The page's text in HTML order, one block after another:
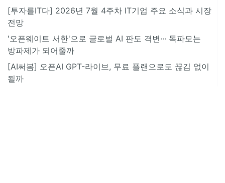
[투자를IT다] 2026년 7월 4주차 IT기업 주요 소식과 시장
전망
'오픈웨이트 서한'으로 글로벌 AI 판도 격변··· 독파모는
방파제가 되어줄까
[AI써봄] 오픈AI GPT-라이브, 무료 플랜으로도 끊김 없이
될까